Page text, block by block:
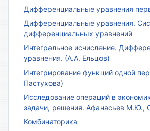
Дифференциальные уравнения
Дифференциальные уравнения.
дифференциальных уравнений
Интегральное исчисление.
уравнения. (А.А. Ельцов)
Интегрирование функций одной
Пастухова)
Исследование операций в
задачи, решения. Афанасьев М.Ю.,
Комбинаторика